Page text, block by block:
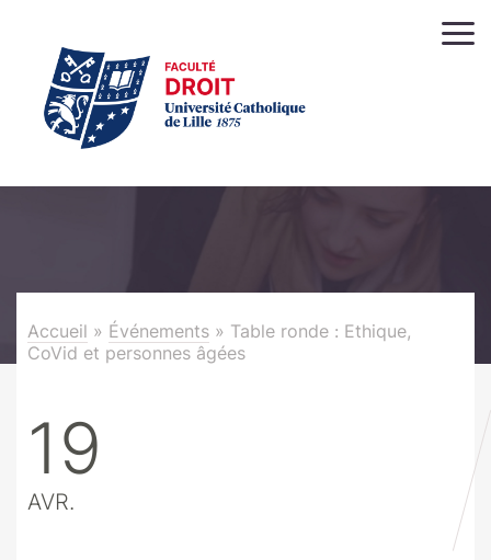
Accueil » Événements » Table ronde : Ethique,
CoVid et personnes âgées
19
AVR.